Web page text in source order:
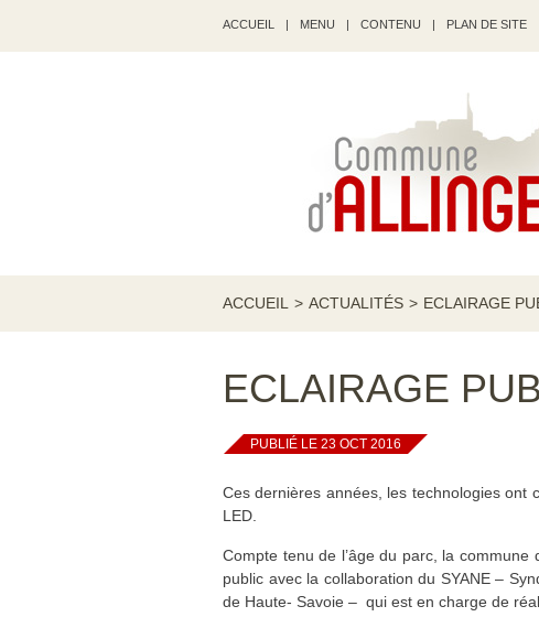
ACCUEIL | MENU | CONTENU | PLAN DE SITE
ACCUEIL > ACTUALITÉS > ECLAIRAGE
ECLAIRAGE
PUBLIÉ LE 23 OCT 2016
Ces dernières années, les technologies ont
LED.
Compte tenu de l’âge du parc, la commune
public avec la collaboration du SYANE –
de Haute- Savoie – qui est en charge de